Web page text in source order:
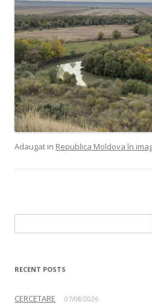
Adaugat in Republica Moldova în
RECENT POSTS
CERCETARE 07/08/2026